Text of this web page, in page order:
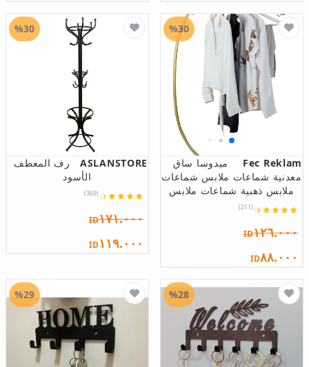
Fec Reklam
ميدوسا ساق
معدنية شماعات ملابس شماعات
ملابس ذهبية شماعات ملابس
(211)
ID١٢٦.٠٠٠
ID٨٨.٠٠٠
%30
ASLANSTORE
رف المعطف
الأسود
(369)
ID١٧١.٠٠٠
ID١١٩.٠٠٠
%30
%28
%29